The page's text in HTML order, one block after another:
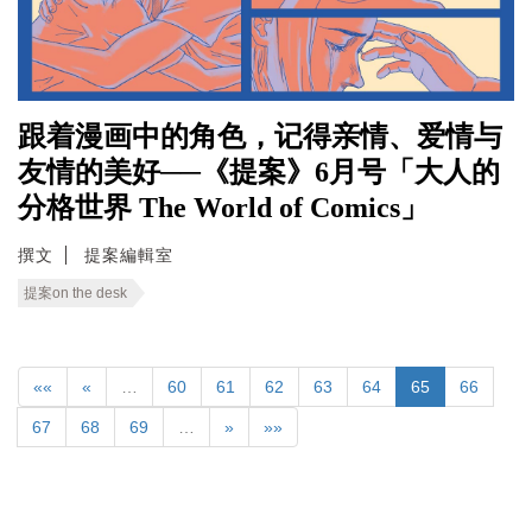
跟着漫画中的角色，记得亲情、爱情与
友情的美好──《提案》6月号「大人的
分格世界 The World of Comics」
撰文 提案編輯室
提案on the desk
«« « 60 61 62 63 64 65 66
67 68 69 » »»